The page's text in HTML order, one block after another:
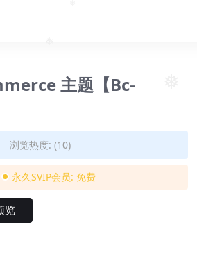
主题【Bc-
浏览热度: (10)
永久SVIP会员: 免费
览